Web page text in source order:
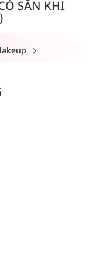
SẴN KHI